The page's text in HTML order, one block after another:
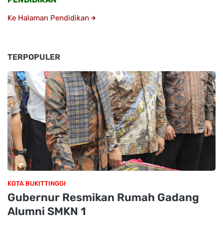
Ke Halaman Pendidikan
TERPOPULER
KOTA BUKITTINGGI
Gubernur Resmikan Rumah Gadang
Alumni SMKN 1